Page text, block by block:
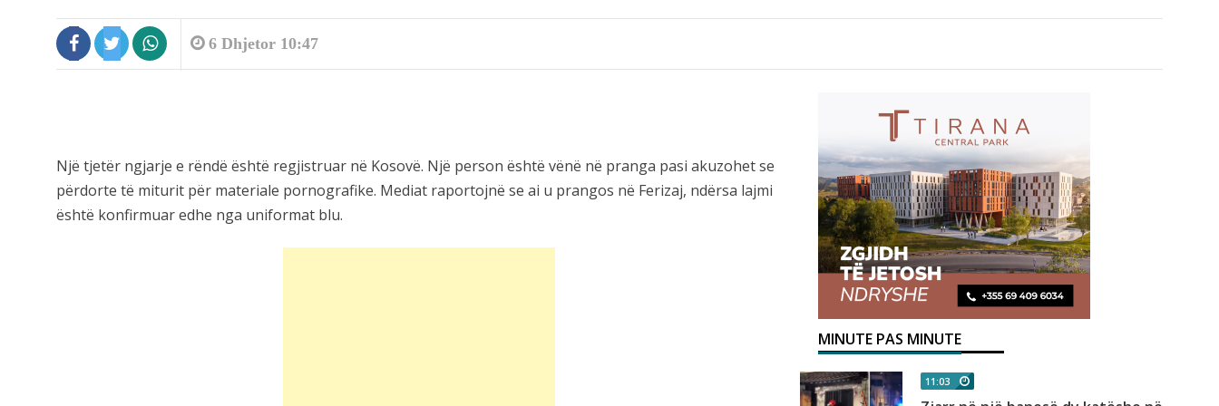
6 Dhjetor 10:47
Një tjetër ngjarje e rëndë është regjistruar në Kosovë. Një person është vënë në pranga pasi akuzohet se
përdorte të miturit për materiale pornografike. Mediat raportojnë se ai u prangos në Ferizaj, ndërsa lajmi
është konfirmuar edhe nga uniformat blu.
MINUTE PAS MINUTE
11:03